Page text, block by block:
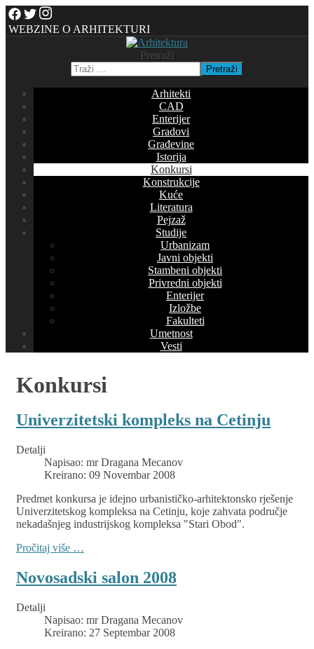
WEBZINE O ARHITEKTURI
Pretraži
Pretraži
Arhitekti
CAD
Enterijer
Gradovi
Građevine
Istorija
Konkursi
Konstrukcije
Kuće
Literatura
Pejzaž
Studije
Urbanizam
Javni objekti
Stambeni objekti
Privredni objekti
Enterijer
Izložbe
Fakulteti
Umetnost
Vesti
Konkursi
Univerzitetski kompleks na Cetinju
Detalji
Napisao: mr Dragana Mecanov
Kreirano: 09 Novembar 2008
Predmet konkursa je idejno urbanističko-arhitektonsko rješenje
Univerzitetskog kompleksa na Cetinju, koje zahvata područje
nekadašnjeg industrijskog kompleksa "Stari Obod".
Pročitaj više …
Novosadski salon 2008
Detalji
Napisao: mr Dragana Mecanov
Kreirano: 27 Septembar 2008